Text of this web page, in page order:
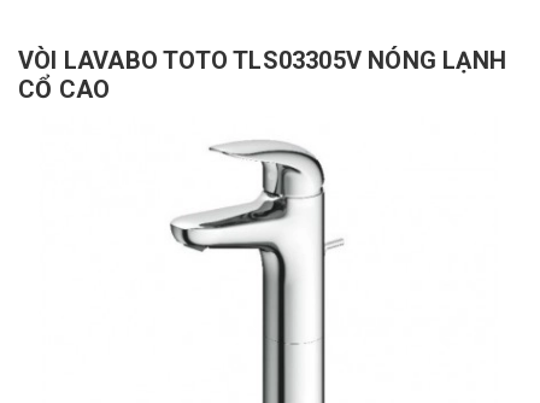
VÒI LAVABO TOTO TLS03305V NÓNG LẠNH
CỔ CAO